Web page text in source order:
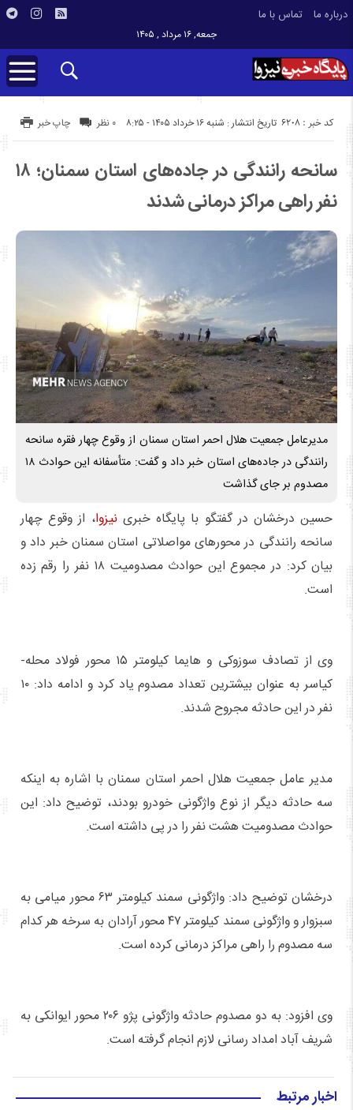
درباره ما تماس با ما
جمعه, ۱۶ مرداد , ۱۴۰۵
تاریخ انتشار : شنبه ۱۶ خرداد ۱۴۰۵ - ۸:۲۵ کد خبر : 6208 چاپ خبر ۰ نظر
سانحه رانندگی در جاده‌های استان سمنان؛ ۱۸
نفر راهی مراکز درمانی شدند
مدیرعامل جمعیت هلال احمر استان سمنان از وقوع چهار فقره سانحه
رانندگی در جاده‌های استان خبر داد و گفت: متأسفانه این حوادث ۱۸
مصدوم بر جای گذاشت
حسین درخشان در گفتگو با پایگاه خبرینیزوا، از وقوع چهار
سانحه رانندگی در محورهای مواصلاتی استان سمنان خبر داد و
بیان کرد: در مجموع این حوادث مصدومیت ۱۸ نفر را رقم زده
است.
وی از تصادف سوزوکی و هایما کیلومتر ۱۵ محور فولاد محله-
کیاسر به عنوان بیشترین تعداد مصدوم یاد کرد و ادامه داد: ۱۰
نفر در این حادثه مجروح شدند.
مدیر عامل جمعیت هلال احمر استان سمنان با اشاره به اینکه
سه حادثه دیگر از نوع واژگونی خودرو بودند، توضیح داد: این
حوادث مصدومیت هشت نفر را در پی داشته است.
درخشان توضیح داد: واژگونی سمند کیلومتر ۶۳‌ محور میامی به
سبزوار و واژگونی سمند کیلومتر ۴۷ محور آرادان به سرخه هر کدام
سه مصدوم را راهی مراکز درمانی کرده است.
وی افزود: به دو مصدوم حادثه واژگونی پژو ۲۰۶ محور ایوانکی به
شریف آباد امداد رسانی لازم انجام گرفته است.
اخبار مرتبط